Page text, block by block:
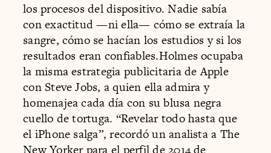
los procesos del dispositivo. Nadie sabía
con exactitud —ni ella— cómo se extraía la
sangre, cómo se hacían los estudios y si los
resultados eran confiables.Holmes ocupaba
la misma estrategia publicitaria de Apple
con Steve Jobs, a quien ella admira y
homenajea cada día con su blusa negra
cuello de tortuga. “Revelar todo hasta que
el iPhone salga”, recordó un analista a The